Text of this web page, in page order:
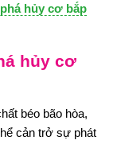
hủy cơ bắp
hủy cơ
béo bão hòa,
cản trở sự phát